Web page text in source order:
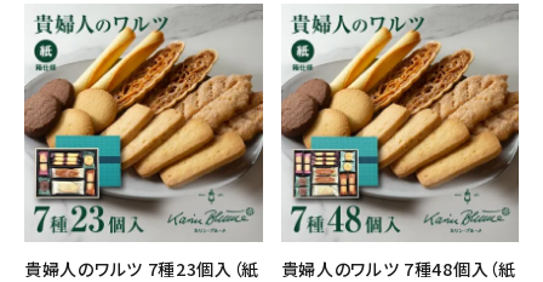
貴婦人のワルツ 7種23個入（紙
貴婦人のワルツ 7種48個入（紙